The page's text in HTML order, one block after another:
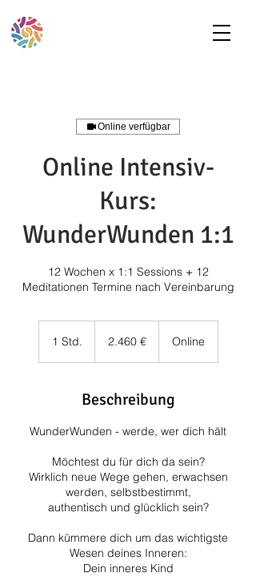
Online verfügbar
Online Intensiv-
Kurs:
WunderWunden 1:1
12 Wochen x 1:1 Sessions + 12
Meditationen Termine nach Vereinbarung
1 Std. 2.460 € Online
Beschreibung
WunderWunden - werde, wer dich hält
Möchtest du für dich da sein?
Wirklich neue Wege gehen, erwachsen
werden, selbstbestimmt,
authentisch und glücklich sein?
Dann kümmere dich um das wichtigste
Wesen deines Inneren:
Dein inneres Kind